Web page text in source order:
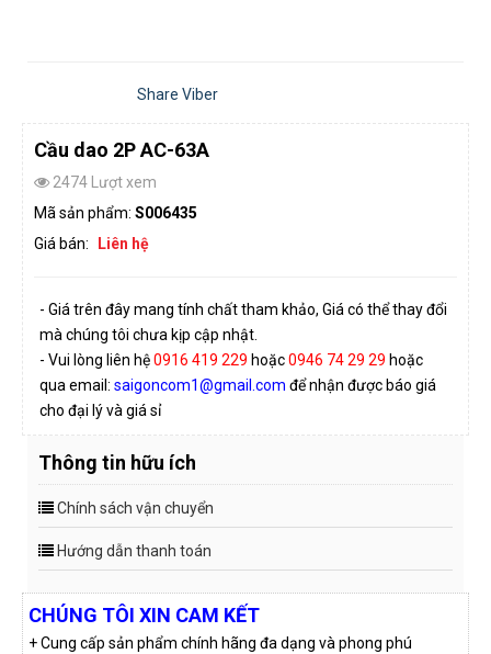
Share Viber
Cầu dao 2P AC-63A
2474 Lượt xem
Mã sản phẩm: S006435
Giá bán:
Liên hệ
- Giá trên đây mang tính chất tham khảo, Giá có thể thay đổi
mà chúng tôi chưa kịp cập nhật.
- Vui lòng liên hệ0916 419 229 hoặc0946 74 29 29 hoặc
qua email: saigoncom1@gmail.com để nhận được báo giá
cho đại lý và giá sỉ
Thông tin hữu ích
Chính sách vận chuyển
Hướng dẫn thanh toán
CHÚNG TÔI XIN CAM KẾT
+ Cung cấp sản phẩm chính hãng đa dạng và phong phú